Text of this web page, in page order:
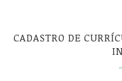
CADASTRO DE